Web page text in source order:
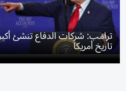
ترامب: شركات الدفاع تنشئ
تاريخ أمريكا